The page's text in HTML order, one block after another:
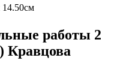
работы 2
Кравцова